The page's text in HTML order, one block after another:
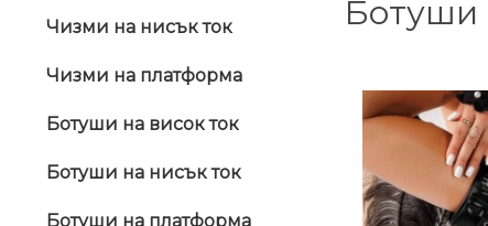
Чизми на нисък ток
Чизми на платформа
Ботуши на висок ток
Ботуши на нисък ток
Ботуши на платформа
Ботуши